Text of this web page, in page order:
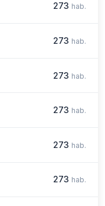
273 hab.
273 hab.
273 hab.
273 hab.
273 hab.
273 hab.